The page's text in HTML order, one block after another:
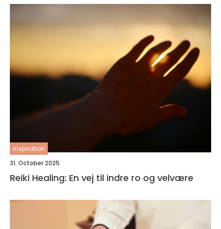
inspiration
31. October 2025
Reiki Healing: En vej til indre ro og velvære